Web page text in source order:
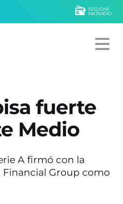
ESCUCHÁ
MKTRADIO
fuerte
Medio
A firmó con la
Financial Group como